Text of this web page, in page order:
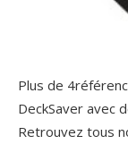
Plus de
DeckSaver avec
Retrouvez tous